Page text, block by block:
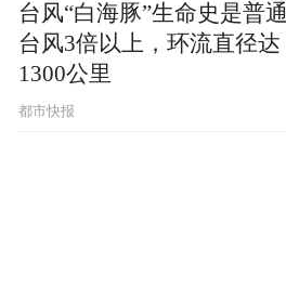
台风“白海豚”生命史是普通
台风3倍以上，环流直径达
1300公里
都市快报